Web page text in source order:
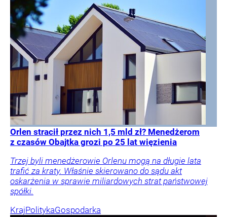
Orlen stracił przez nich 1,5 mld zł? Menedżerom
z czasów Obajtka grozi po 25 lat więzienia
Trzej byli menedżerowie Orlenu mogą na długie lata
trafić za kraty. Właśnie skierowano do sądu akt
oskarżenia w sprawie miliardowych strat państwowej
spółki.
KrajPolitykaGospodarka